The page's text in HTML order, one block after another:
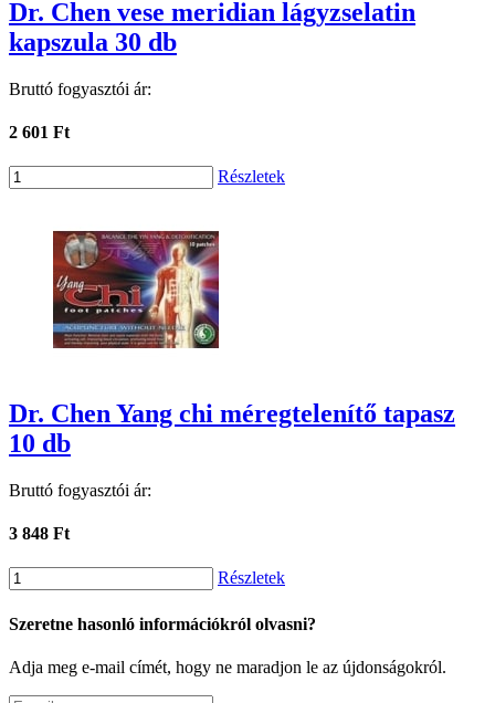
Dr. Chen vese meridian lágyzselatin
kapszula 30 db
Bruttó fogyasztói ár:
2 601 Ft
Részletek
Dr. Chen Yang chi méregtelenítő tapasz
10 db
Bruttó fogyasztói ár:
3 848 Ft
Részletek
Szeretne hasonló információkról olvasni?
Adja meg e-mail címét, hogy ne maradjon le az újdonságokról.